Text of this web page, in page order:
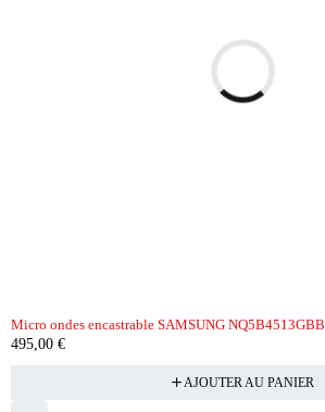
Micro ondes encastrable SAMSUNG NQ5B4513GBB
495,00 €
AJOUTER AU PANIER